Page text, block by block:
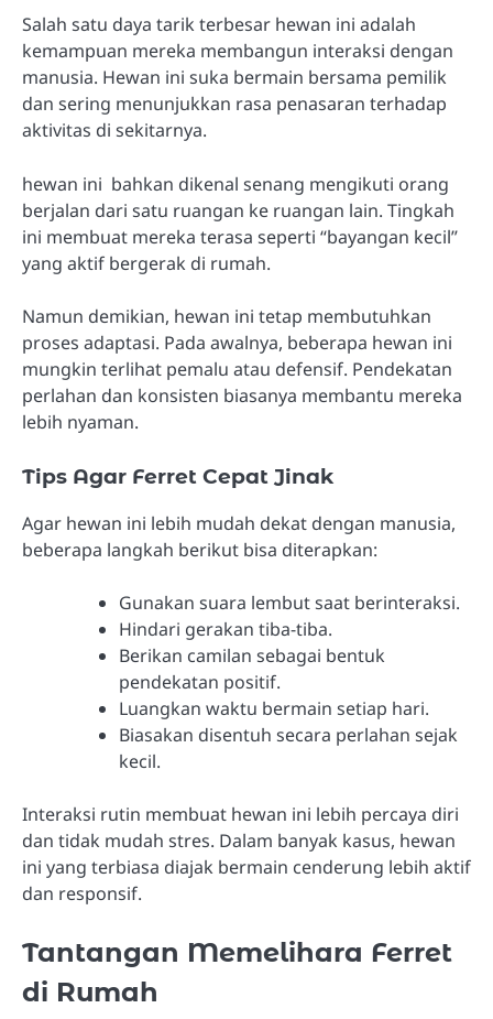
Salah satu daya tarik terbesar hewan ini adalah
kemampuan mereka membangun interaksi dengan
manusia. Hewan ini suka bermain bersama pemilik
dan sering menunjukkan rasa penasaran terhadap
aktivitas di sekitarnya.
hewan ini bahkan dikenal senang mengikuti orang
berjalan dari satu ruangan ke ruangan lain. Tingkah
ini membuat mereka terasa seperti “bayangan kecil”
yang aktif bergerak di rumah.
Namun demikian, hewan ini tetap membutuhkan
proses adaptasi. Pada awalnya, beberapa hewan ini
mungkin terlihat pemalu atau defensif. Pendekatan
perlahan dan konsisten biasanya membantu mereka
lebih nyaman.
Tips Agar Ferret Cepat Jinak
Agar hewan ini lebih mudah dekat dengan manusia,
beberapa langkah berikut bisa diterapkan:
Gunakan suara lembut saat berinteraksi.
Hindari gerakan tiba-tiba.
Berikan camilan sebagai bentuk
pendekatan positif.
Luangkan waktu bermain setiap hari.
Biasakan disentuh secara perlahan sejak
kecil.
Interaksi rutin membuat hewan ini lebih percaya diri
dan tidak mudah stres. Dalam banyak kasus, hewan
ini yang terbiasa diajak bermain cenderung lebih aktif
dan responsif.
Tantangan Memelihara Ferret
di Rumah